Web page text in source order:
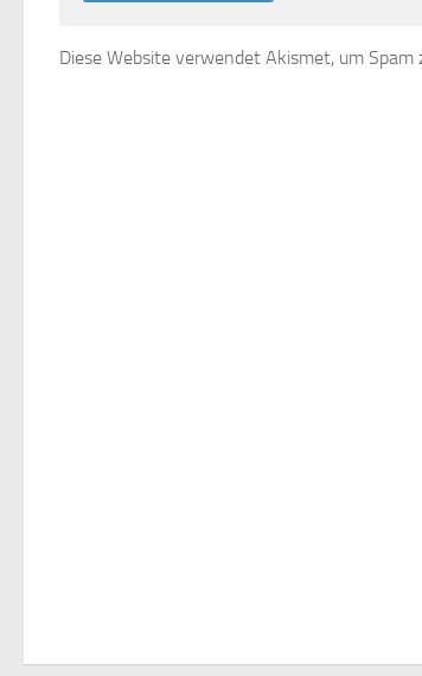
Diese Website verwendet Akismet, um Spam